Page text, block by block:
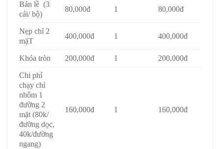
Bản lề (3
cái/ bộ)
80,000đ 1 80,000đ
Nẹp chỉ 2
mặT
400,000đ 1 400,000đ
Khóa tròn 200,000đ 1 200,000đ
Chi phí
chạy chỉ
nhôm 1
đường 2
mặt (80k/
đường dọc,
40k/đường
ngang)
160,000đ 1 160,000đ